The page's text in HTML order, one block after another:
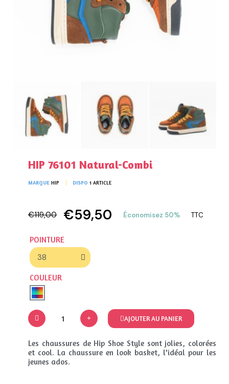
HIP 76101 Natural-Combi
MARQUE HIP DISPO 1 ARTICLE
€119,00 €59,50 Économisez 50% TTC
POINTURE
COULEUR
AJOUTER AU PANIER
Les chaussures de Hip Shoe Style sont jolies, colorées
et cool. La chaussure en look basket, l'idéal pour les
jeunes ados.